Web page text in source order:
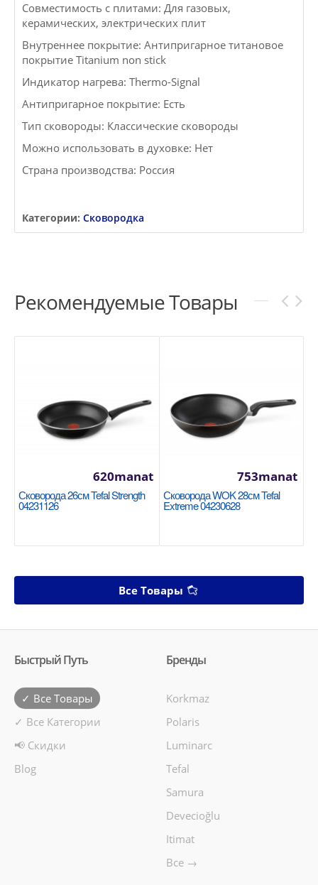
Совместимость с плитами: Для газовых,
керамических, электрических плит
Внутреннее покрытие: Антипригарное титановое
покрытие Titanium non stick
Индикатор нагрева: Thermo-Signal
Антипригарное покрытие: Есть
Тип сковороды: Классические сковороды
Можно использовать в духовке: Нет
Страна производства: Россия
Категории: Сковородка
Рекомендуемые Товары
Сковорода 26см Tefal Strength
04231126
620manat
Сковорода WOK 28см Tefal
Extreme 04230628
753manat
Все Товары
Быстрый Путь
✓ Все Товары
✓ Все Категории
📢 Скидки
Blog
Бренды
Korkmaz
Polaris
Luminarc
Tefal
Samura
Devecioğlu
Itimat
Все →